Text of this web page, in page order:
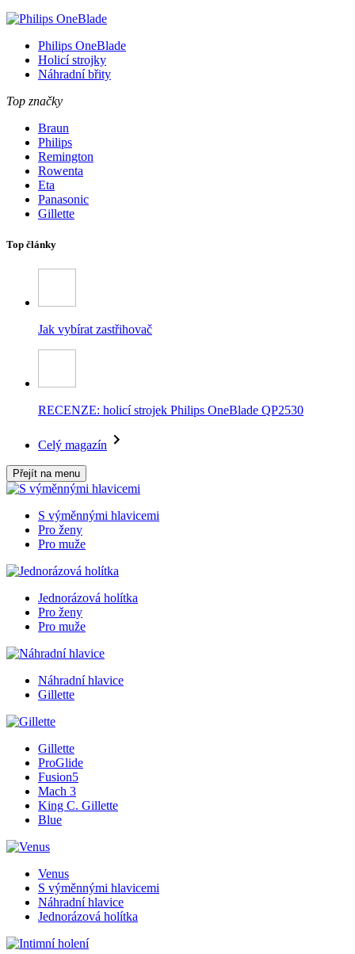
Philips OneBlade
Holicí strojky
Náhradní břity
Top značky
Braun
Philips
Remington
Rowenta
Eta
Panasonic
Gillette
Top články
Jak vybírat zastřihovač
RECENZE: holicí strojek Philips OneBlade QP2530
Celý magazín
Přejít na menu
S výměnnými hlavicemi
Pro ženy
Pro muže
Jednorázová holítka
Pro ženy
Pro muže
Náhradní hlavice
Gillette
Gillette
ProGlide
Fusion5
Mach 3
King C. Gillette
Blue
Venus
S výměnnými hlavicemi
Náhradní hlavice
Jednorázová holítka